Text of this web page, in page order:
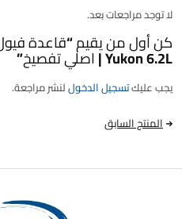
لا توجد مراجعات بعد.
Yukon 6.2L | اصلي تفصيخ”
يجب عليكتسجيل الدخوللنشر مراجعة.
المنتج السابق